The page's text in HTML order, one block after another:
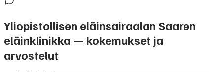
Yliopistollisen eläinsairaalan Saaren
eläinklinikka — kokemukset ja
arvostelut